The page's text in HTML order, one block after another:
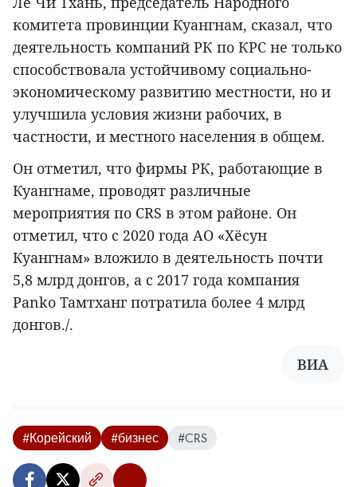
комитета провинции Куангнам, сказал, что
деятельность компаний РК по КРС не только
способствовала устойчивому социально-
экономическому развитию местности, но и
улучшила условия жизни рабочих, в
частности, и местного населения в общем.
Он отметил, что фирмы РК, работающие в
Куангнаме, проводят различные
мероприятия по CRS в этом районе. Он
отметил, что с 2020 года АО «Хёсун
Куангнам» вложило в деятельность почти
5,8 млрд донгов, а с 2017 года компания
Panko Тамтханг потратила более 4 млрд
донгов./.
ВИА
#Корейский #бизнес #CRS